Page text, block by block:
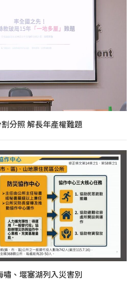
分照 解長年產權難題
、堰塞湖列入災害別